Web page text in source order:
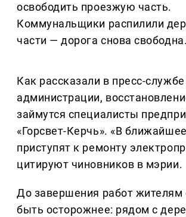
освободить проезжую часть.
Коммунальщики распилили
части — дорога снова свободна.
Как рассказали в пресс-
администрации,
займутся специалисты
«Горсвет-Керчь». «В
приступят к ремонту
цитируют чиновников в мэрии.
До завершения работ жителям
быть осторожнее: рядом с